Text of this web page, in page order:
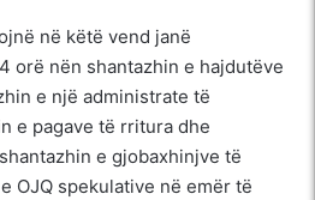
në këtë vend janë
orë nën shantazhin e hajdutëve
e një administrate të
e pagave të rritura dhe
e gjobaxhinjve të
OJQ spekulative në emër të